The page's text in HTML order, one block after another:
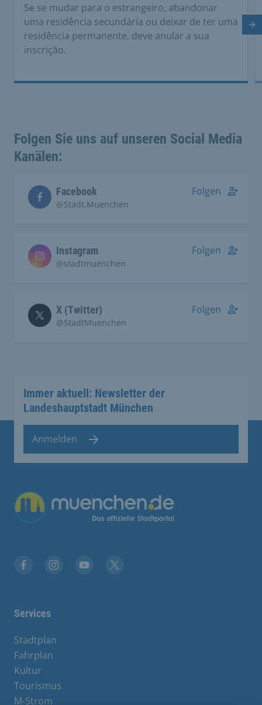
Se se mudar para o estrangeiro, abandonar
uma residência secundária ou deixar de ter uma
residência permanente, deve anular a sua
inscrição.
Folgen Sie uns auf unseren Social Media
Kanälen:
Facebook
@Stadt.Muenchen
Folgen
Instagram
@stadtmuenchen
Folgen
X (Twitter)
@StadtMuenchen
Folgen
Immer aktuell: Newsletter der
Landeshauptstadt München
Anmelden
Übergreifende Links
Services
Stadtplan
Fahrplan
Kultur
Tourismus
M-Strom